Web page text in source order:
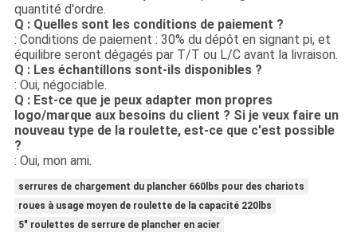
quantité d'ordre.
Q : Quelles sont les conditions de paiement ?
: Conditions de paiement : 30% du dépôt en signant pi, et
équilibre seront dégagés par T/T ou L/C avant la livraison.
Q : Les échantillons sont-ils disponibles ?
: Oui, négociable.
Q : Est-ce que je peux adapter mon propres
logo/marque aux besoins du client ? Si je veux faire un
nouveau type de la roulette, est-ce que c'est possible
?
: Oui, mon ami.
serrures de chargement du plancher 660lbs pour des chariots
roues à usage moyen de roulette de la capacité 220lbs
5" roulettes de serrure de plancher en acier